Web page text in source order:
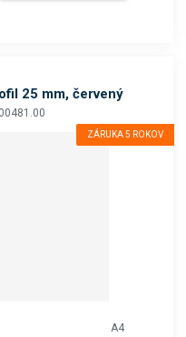
25 mm, červený
ZÁRUKA 5 ROKOV
A4